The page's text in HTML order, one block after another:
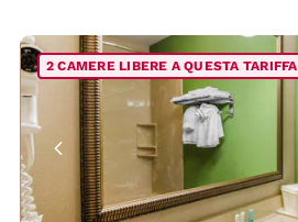
2 CAMERE LIBERE A QUESTA TARIFFA